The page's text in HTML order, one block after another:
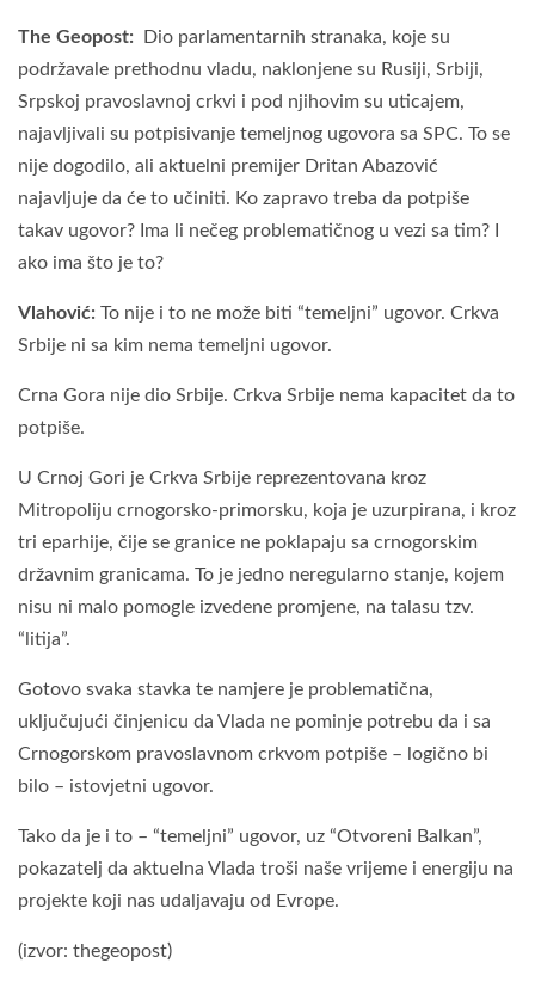
The Geopost: Dio parlamentarnih stranaka, koje su
podržavale prethodnu vladu, naklonjene su Rusiji, Srbiji,
Srpskoj pravoslavnoj crkvi i pod njihovim su uticajem,
najavljivali su potpisivanje temeljnog ugovora sa SPC. To se
nije dogodilo, ali aktuelni premijer Dritan Abazović
najavljuje da će to učiniti. Ko zapravo treba da potpiše
takav ugovor? Ima li nečeg problematičnog u vezi sa tim? I
ako ima što je to?
Vlahović: To nije i to ne može biti “temeljni” ugovor. Crkva
Srbije ni sa kim nema temeljni ugovor.
Crna Gora nije dio Srbije. Crkva Srbije nema kapacitet da to
potpiše.
U Crnoj Gori je Crkva Srbije reprezentovana kroz
Mitropoliju crnogorsko-primorsku, koja je uzurpirana, i kroz
tri eparhije, čije se granice ne poklapaju sa crnogorskim
državnim granicama. To je jedno neregularno stanje, kojem
nisu ni malo pomogle izvedene promjene, na talasu tzv.
“litija”.
Gotovo svaka stavka te namjere je problematična,
uključujući činjenicu da Vlada ne pominje potrebu da i sa
Crnogorskom pravoslavnom crkvom potpiše – logično bi
bilo – istovjetni ugovor.
Tako da je i to – “temeljni” ugovor, uz “Otvoreni Balkan”,
pokazatelj da aktuelna Vlada troši naše vrijeme i energiju na
projekte koji nas udaljavaju od Evrope.
(izvor: thegeopost)